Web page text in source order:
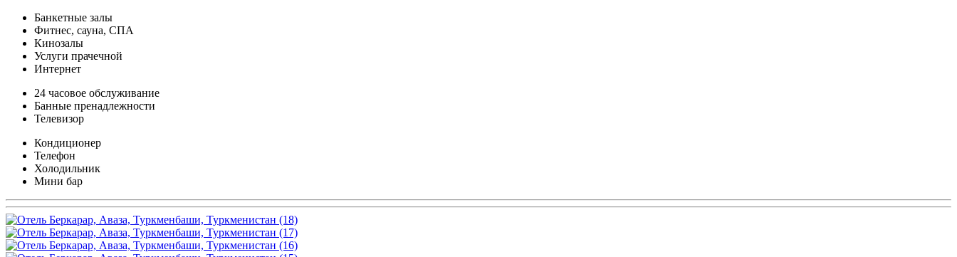
Банкетные залы
Фитнес, сауна, СПА
Кинозалы
Услуги прачечной
Интернет
24 часовое обслуживание
Банные пренадлежности
Телевизор
Кондиционер
Телефон
Холодильник
Мини бар